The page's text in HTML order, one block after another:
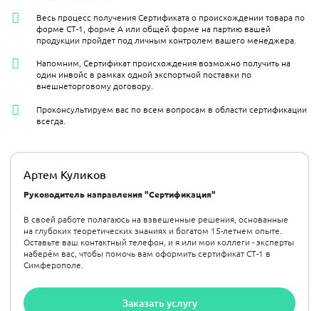
Артем Куликов
Руководитель направления "Сертификация"
В своей работе полагаюсь на взвешенные решения, основанные
на глубоких теоретических знаниях и богатом 15-летнем опыте.
Оставьте ваш контактный телефон, и я или мои коллеги - эксперты
наберём вас, чтобы помочь вам оформить сертификат СТ-1 в
Симферополе.
Заказать услугу
Весь процесс получения Сертификата о происхождении товара по
форме СТ-1, форме А или общей форме на партию вашей
продукции пройдет под личным контролем вашего менеджера.
Напомним, Сертификат происхождения возможно получить на
один инвойс в рамках одной экспортной поставки по
внешнеторговому договору.
Проконсультируем вас по всем вопросам в области сертификации
всегда.